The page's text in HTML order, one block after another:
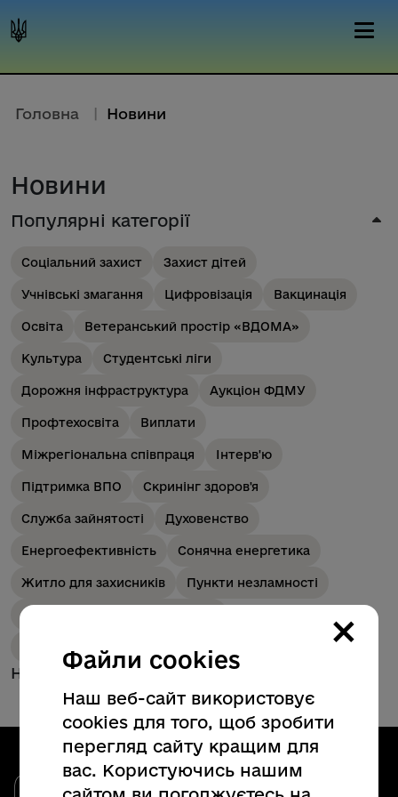
Головна | Новини
Новини
Популярні категорії
Соціальний захист Захист дітей
Учнівські змагання Цифровізація Вакцинація
Освіта Ветеранський простір «ВДОМА»
Культура Студентські ліги
Дорожня інфраструктура Аукціон ФДМУ
Профтехосвіта Виплати
Міжрегіональна співпраця Інтерв'ю
Підтримка ВПО Скринінг здоров'я
Служба зайнятості Духовенство
Енергоефективність Сонячна енергетика
Житло для захисників Пункти незламності
Прикордонна інфраструктура
Немає новин для обраних категорій
Закарпатська обласна державна
×
Файли cookies
Наш веб-сайт використовує
cookies для того, щоб зробити
перегляд сайту кращим для
вас. Користуючись нашим